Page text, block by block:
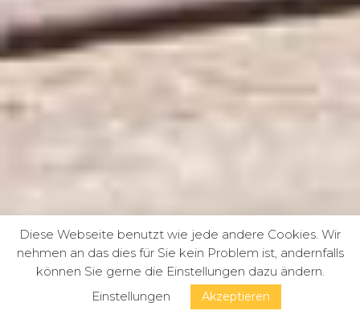
Diese Webseite benutzt wie jede andere Cookies. Wir
nehmen an das dies für Sie kein Problem ist, andernfalls
können Sie gerne die Einstellungen dazu ändern.
Einstellungen
Akzeptieren